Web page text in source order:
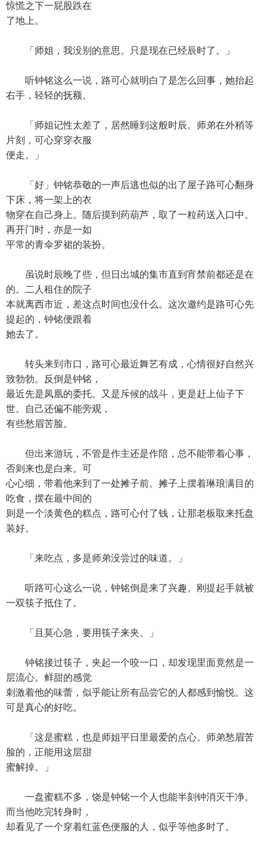
惊慌之下一屁股跌在
了地上。
「师姐，我没别的意思。只是现在已经辰时了。」
听钟铭这么一说，路可心就明白了是怎么回事，她抬起
右手，轻轻的抚额。
「师姐记性太差了，居然睡到这般时辰。师弟在外稍等
片刻，可心穿穿衣服
便走。」
「好」钟铭恭敬的一声后逃也似的出了屋子路可心翻身
下床，将一架上的衣
物穿在自己身上。随后摸到药葫芦，取了一粒药送入口中。
再开门时，亦是一如
平常的青伞罗裙的装扮。
虽说时辰晚了些，但日出城的集市直到宵禁前都还是在
的。二人租住的院子
本就离西市近，差这点时间也没什么。这次邀约是路可心先
提起的，钟铭便跟着
她去了。
转头来到市口，路可心最近舞艺有成，心情很好自然兴
致勃勃。反倒是钟铭，
最近先是凤凰的委托。又是斥候的战斗，更是赶上仙子下
世。自己还偏不能旁观，
有些愁眉苦脸。
但出来游玩，不管是作主还是作陪，总不能带着心事，
否则来也是白来。可
心心细，带着他来到了一处摊子前。摊子上摆着琳琅满目的
吃食，摆在最中间的
则是一个淡黄色的糕点，路可心付了钱，让那老板取来托盘
装好。
「来吃点，多是师弟没尝过的味道。」
听路可心这么一说，钟铭倒是来了兴趣。刚提起手就被
一双筷子抵住了。
「且莫心急，要用筷子来夹。」
钟铭接过筷子，夹起一个咬一口，却发现里面竟然是一
层流心。鲜甜的感觉
刺激着他的味蕾，似乎能让所有品尝它的人都感到愉悦。这
可是真心的好吃。
「这是蜜糕，也是师姐平日里最爱的点心。师弟愁眉苦
脸的，正能用这层甜
蜜解掉。」
一盘蜜糕不多，饶是钟铭一个人也能半刻钟消灭干净。
而当他吃完转身时，
却看见了一个穿着红蓝色便服的人，似乎等他多时了。